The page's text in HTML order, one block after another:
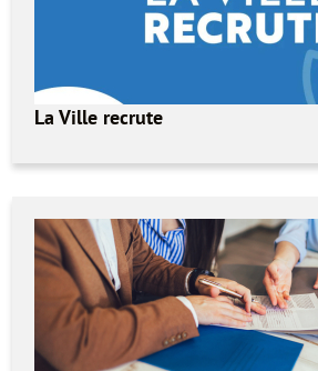
La Ville recrute